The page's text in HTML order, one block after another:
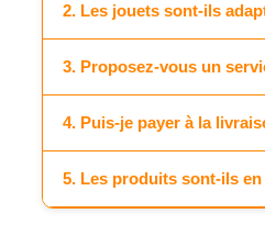
2. Les jouets sont-ils
3. Proposez-vous un
4. Puis-je payer à la
5. Les produits sont-ils